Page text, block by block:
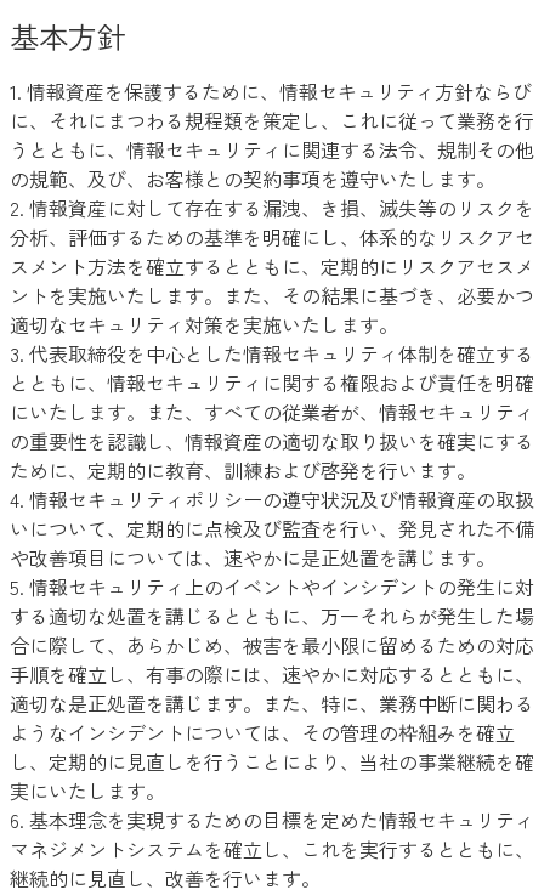
基本方針
情報資産を保護するために、情報セキュリティ方針ならび
に、それにまつわる規程類を策定し、これに従って業務を行
うとともに、情報セキュリティに関連する法令、規制その他
の規範、及び、お客様との契約事項を遵守いたします。
情報資産に対して存在する漏洩、き損、滅失等のリスクを
分析、評価するための基準を明確にし、体系的なリスクアセ
スメント方法を確立するとともに、定期的にリスクアセスメ
ントを実施いたします。また、その結果に基づき、必要かつ
適切なセキュリティ対策を実施いたします。
代表取締役を中心とした情報セキュリティ体制を確立する
とともに、情報セキュリティに関する権限および責任を明確
にいたします。また、すべての従業者が、情報セキュリティ
の重要性を認識し、情報資産の適切な取り扱いを確実にする
ために、定期的に教育、訓練および啓発を行います。
情報セキュリティポリシーの遵守状況及び情報資産の取扱
いについて、定期的に点検及び監査を行い、発見された不備
や改善項目については、速やかに是正処置を講じます。
情報セキュリティ上のイベントやインシデントの発生に対
する適切な処置を講じるとともに、万一それらが発生した場
合に際して、あらかじめ、被害を最小限に留めるための対応
手順を確立し、有事の際には、速やかに対応するとともに、
適切な是正処置を講じます。また、特に、業務中断に関わる
ようなインシデントについては、その管理の枠組みを確立
し、定期的に見直しを行うことにより、当社の事業継続を確
実にいたします。
基本理念を実現するための目標を定めた情報セキュリティ
マネジメントシステムを確立し、これを実行するとともに、
継続的に見直し、改善を行います。